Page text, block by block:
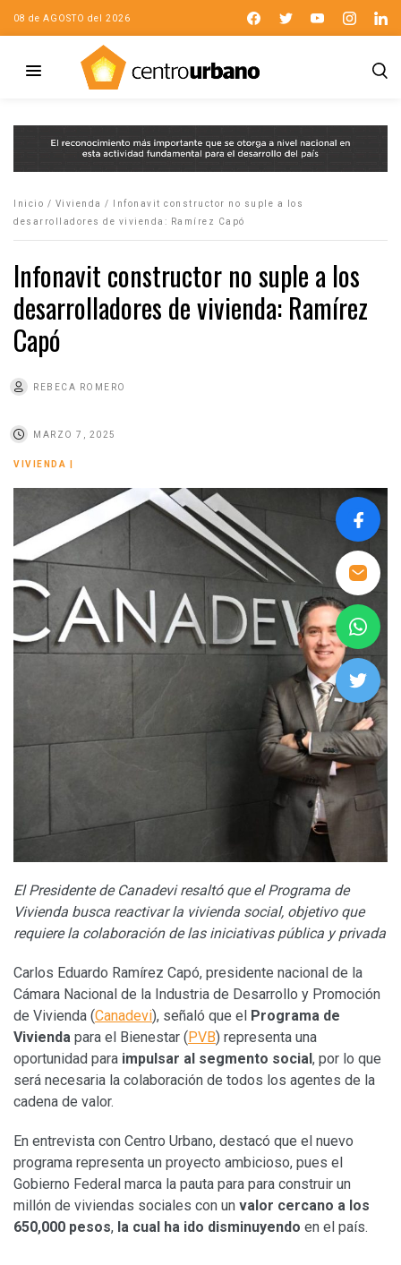
08 de AGOSTO del 2026
Inicio / Vivienda /
Infonavit constructor no suple a los
desarrolladores de vivienda: Ramírez Capó
Infonavit constructor no suple a los
desarrolladores de vivienda: Ramírez
Capó
REBECA ROMERO
MARZO 7, 2025
VIVIENDA
El Presidente de Canadevi resaltó que el Programa de
Vivienda busca reactivar la vivienda social, objetivo que
requiere la colaboración de las iniciativas pública y privada
Carlos Eduardo Ramírez Capó, presidente nacional de la
Cámara Nacional de la Industria de Desarrollo y Promoción
de Vivienda (Canadevi), señaló que el Programa de
Vivienda para el Bienestar (PVB) representa una
oportunidad para impulsar al segmento social, por lo que
será necesaria la colaboración de todos los agentes de la
cadena de valor.
En entrevista con Centro Urbano, destacó que el nuevo
programa representa un proyecto ambicioso, pues el
Gobierno Federal marca la pauta para para construir un
millón de viviendas sociales con un valor cercano a los
650,000 pesos, la cual ha ido disminuyendo en el país.